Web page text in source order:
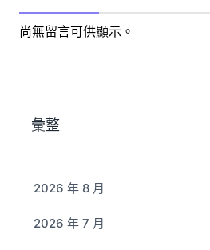
尚無留言可供顯示。
彙整
2026 年 8 月
2026 年 7 月